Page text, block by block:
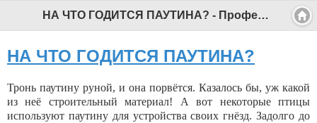
НА ЧТО ГОДИТСЯ ПАУТИНА? - Профессиональный педагог
НА ЧТО ГОДИТСЯ ПАУТИНА?
Тронь паутину руной, и она порвётся. Казалось бы, уж какой
из неё строитель­ный материал! А вот неко­торые птицы
используют паутину для устройства своих гнёзд. Задолго до